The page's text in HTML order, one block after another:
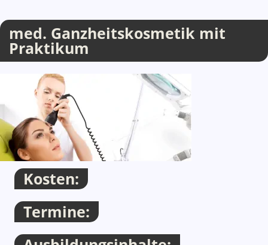
med. Ganzheitskosmetik mit
Praktikum
Container
Thema
Kosten:
Termine: